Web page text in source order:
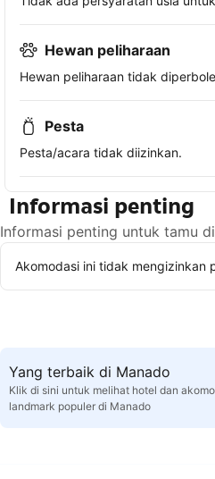
Hewan peliharaan
Hewan peliharaan tidak
Pesta
Pesta/acara tidak diizinkan.
Informasi penting
Informasi penting untuk tamu
Akomodasi ini tidak mengizinkan
Yang terbaik di Manado
Klik di sini untuk melihat hotel dan
landmark populer di Manado